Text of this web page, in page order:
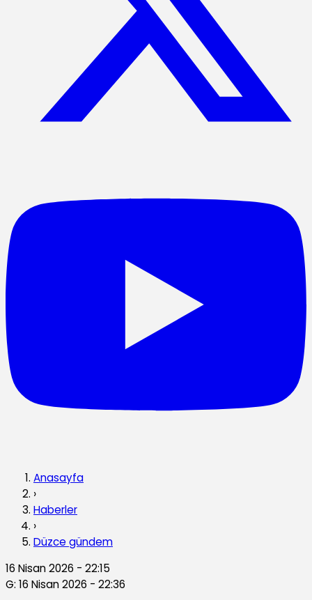
Anasayfa
›
Haberler
›
Düzce gündem
16 Nisan 2026 - 22:15
G: 16 Nisan 2026 - 22:36